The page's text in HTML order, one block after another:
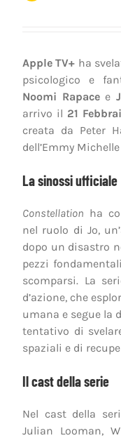
Apple TV+ ha
psicologico e
Noomi Rapacee
arrivo il 21
creata da Peter
dell’Emmy
La sinossi ufficiale
Constellation ha
nel ruolo di Jo,
dopo un disastro
pezzi
scomparsi. La
d’azione, che
umana e segue la
tentativo di
spaziali e di
Il cast della serie
Nel cast della
Julian Looman,